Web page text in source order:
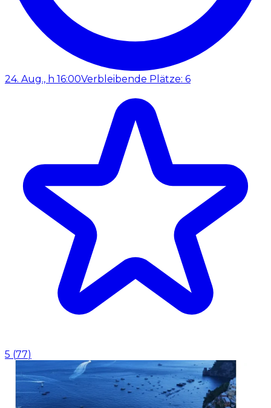
24. Aug., h 16:00Verbleibende Plätze: 6
5 (77)